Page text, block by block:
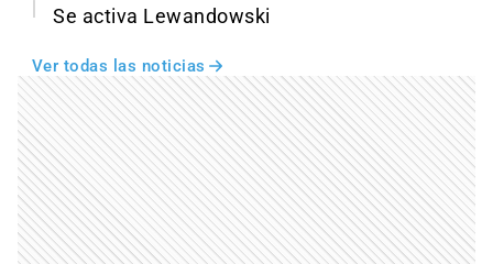
Se activa Lewandowski
Ver todas las noticias